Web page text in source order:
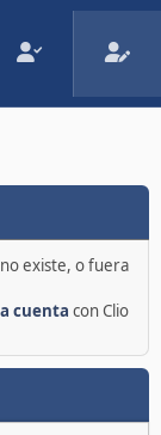
existe, o fuera
cuenta con Clio